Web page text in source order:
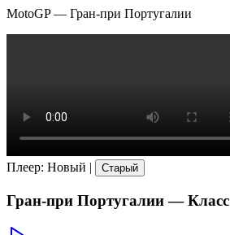
MotoGP— Гран-при Португалии
Плеер: Новый | Старый
Гран-при Португалии— Класс